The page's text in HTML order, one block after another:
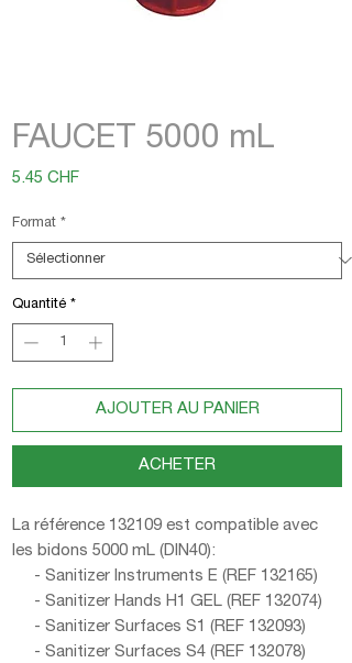
FAUCET 5000 mL
5.45 CHF
Format *
Quantité *
AJOUTER AU PANIER
ACHETER
La référence 132109 est compatible avec
les bidons 5000 mL (DIN40):
- Sanitizer Instruments E (REF 132165)
- Sanitizer Hands H1 GEL (REF 132074)
- Sanitizer Surfaces S1 (REF 132093)
- Sanitizer Surfaces S4 (REF 132078)